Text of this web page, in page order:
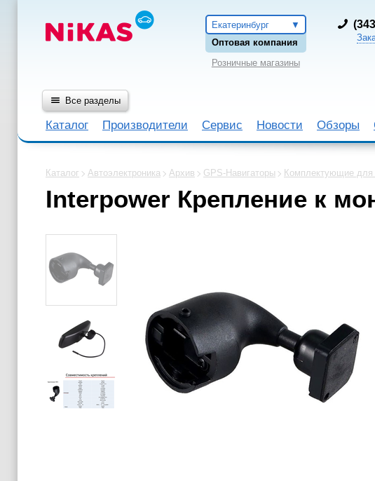
Екатеринбург
Оптовая компания
Розничные магазины
(
Все разделы
Каталог Производители Сервис Новости Обзоры
Каталог Автоэлектроника Архив GPS-Навигаторы Комплектующие для
Interpower Крепление к